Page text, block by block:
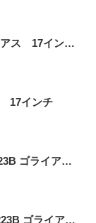
ジープ コンパス x ウルトラ223Ｂゴライアス 17インチ BFグッドリッチ オールテレーンセット
17インチ
ニッサン エクストレイル T32 × ウルトラ 223B ゴライアス BFグッドリッチオールテレーン
ジープ チェロキー リミテッド × ウルトラ 223B ゴライアス 17インチ